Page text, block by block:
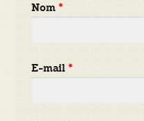
Nom*
E-mail*